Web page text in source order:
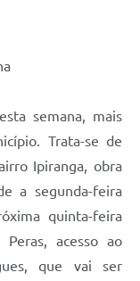
semana, mais
Trata-se de
Ipiranga, obra
a segunda-feira
quinta-feira
acesso ao
que vai ser